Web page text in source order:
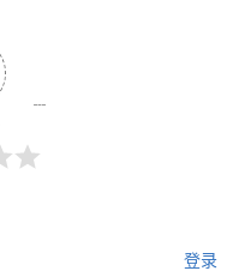
登录